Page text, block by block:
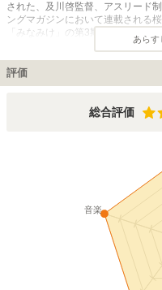
された、及川啓監督、アスリード
ングマガジンにおいて連載される
「みなみけ」の第3期作品となる
カ」、中学生の次女「カナ」、小
描く。3姉妹とその友人らを中心
面白く描写する日常モノである。
とする形式で放送され、第2期と
売され、全話入りのBlu-rayBOXも
あらす
評価
総合評価
音楽